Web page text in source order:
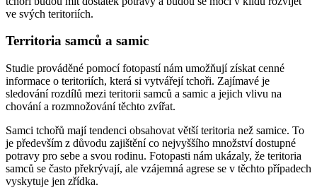
ve svých teritoriích.
Territoria samců a samic
Studie prováděné pomocí fotopastí nám umožňují získat cenné
informace o teritoriích, která si vytvářejí tchoři. Zajímavé je
sledování rozdílů mezi teritorii samců a samic a jejich vlivu na
chování a rozmnožování těchto zvířat.
Samci tchořů mají tendenci obsahovat větší teritoria než samice. To
je především z důvodu zajištění co nejvyššího množství dostupné
potravy pro sebe a svou rodinu. Fotopasti nám ukázaly, že teritoria
samců se často překrývají, ale vzájemná agrese se v těchto případech
vyskytuje jen zřídka.